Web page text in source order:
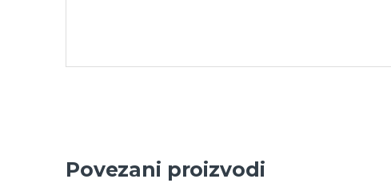
Povezani proizvodi